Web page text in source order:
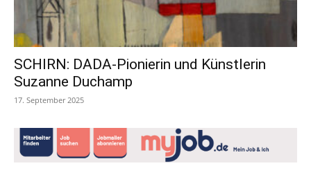
SCHIRN: DADA-Pionierin und Künstlerin
Suzanne Duchamp
17. September 2025